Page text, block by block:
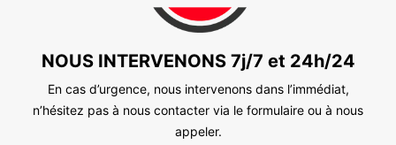
NOUS INTERVENONS 7j/7 et 24h/24
En cas d’urgence, nous intervenons dans l’immédiat,
n’hésitez pas à nous contacter via le formulaire ou à nous
appeler.